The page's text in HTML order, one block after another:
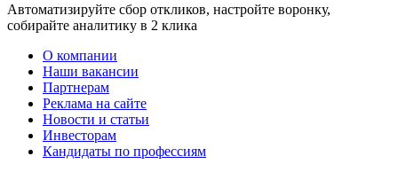
Автоматизируйте сбор откликов, настройте воронку,
собирайте аналитику в 2 клика
О компании
Наши вакансии
Партнерам
Реклама на сайте
Новости и статьи
Инвесторам
Кандидаты по профессиям